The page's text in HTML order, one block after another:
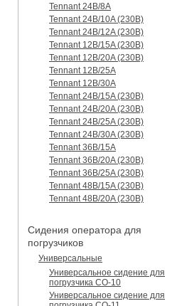
Tennant 24B/8A
Tennant 24B/10A (230B)
Tennant 24B/12A (230B)
Tennant 12B/15A (230B)
Tennant 12B/20A (230B)
Tennant 12B/25A
Tennant 12B/30A
Tennant 24B/15A (230B)
Tennant 24B/20A (230B)
Tennant 24B/25A (230B)
Tennant 24B/30A (230B)
Tennant 36B/15A
Tennant 36B/20A (230B)
Tennant 36B/25A (230B)
Tennant 48B/15A (230B)
Tennant 48B/20A (230B)
Сидения оператора для
погрузчиков
Универсальные
Универсальное сидение для
погрузчика CO-10
Универсальное сидение для